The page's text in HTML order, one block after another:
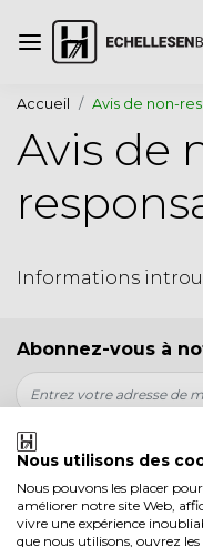
Accueil Avis de non-
Avis de
Informations
Abonnez-vous à
* Nous ne partagerons
soit.
Mon compte
Les options
Nous utilisons des
Nous pouvons les placer
améliorer notre site Web,
vivre une expérience
que nous utilisons, ouvrez